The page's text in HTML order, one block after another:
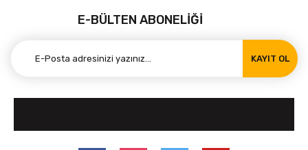
E-BÜLTEN ABONELİĞİ
KAYIT OL